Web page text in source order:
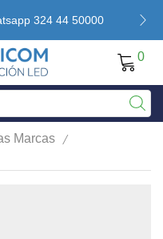
324 44 50000
0
Marcas /